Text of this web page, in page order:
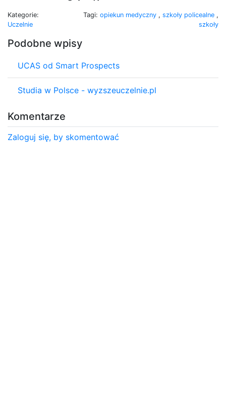
Kategorie:
Uczelnie
Tagi: opiekun medyczny , szkoły policealne ,
szkoły
Podobne wpisy
UCAS od Smart Prospects
Studia w Polsce - wyzszeuczelnie.pl
Komentarze
Zaloguj się, by skomentować